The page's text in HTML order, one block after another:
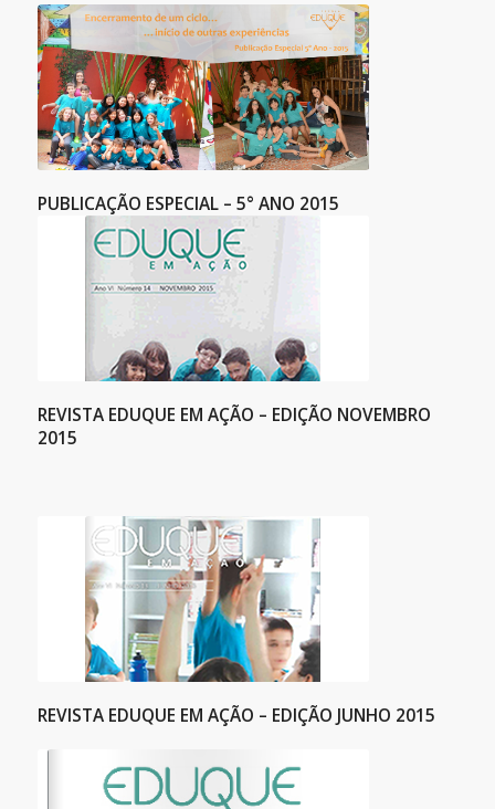
PUBLICAÇÃO ESPECIAL – 5° ANO 2015
REVISTA EDUQUE EM AÇÃO – EDIÇÃO NOVEMBRO
2015
REVISTA EDUQUE EM AÇÃO – EDIÇÃO JUNHO 2015